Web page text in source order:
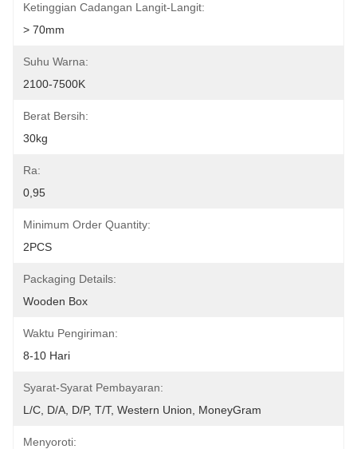
Ketinggian Cadangan Langit-Langit:
> 70mm
Suhu Warna:
2100-7500K
Berat Bersih:
30kg
Ra:
0,95
Minimum Order Quantity:
2PCS
Packaging Details:
Wooden Box
Waktu Pengiriman:
8-10 Hari
Syarat-Syarat Pembayaran:
L/C, D/A, D/P, T/T, Western Union, MoneyGram
Menyoroti: